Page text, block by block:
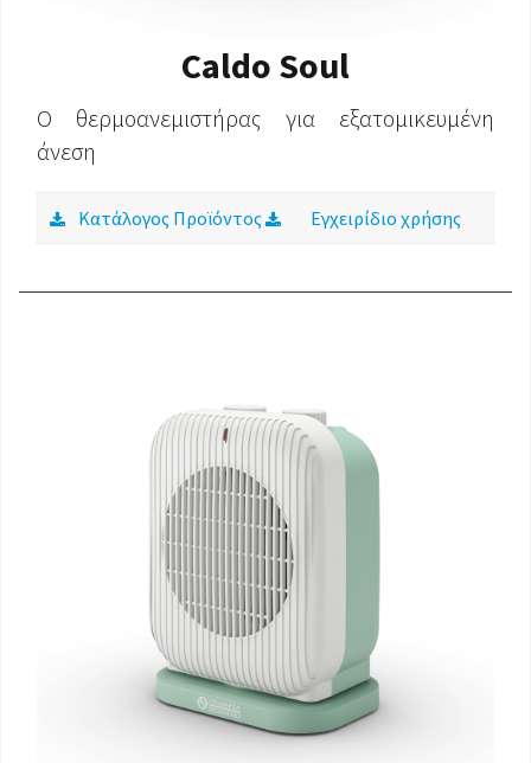
Caldo Soul
Ο θερμοανεμιστήρας για εξατομικευμένη
άνεση
Κατάλογος Προϊόντος Εγχειρίδιο χρήσης